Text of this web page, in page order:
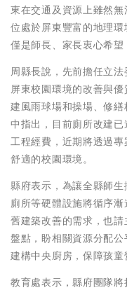
東在交通及資源上雖然
位處於屏東豐富的地理
僅是師長、家長衷心希望
周縣長說，先前擔任立
屏東校園環境的改善與
建風雨球場和操場、修
中指出，目前廁所改建
工程經費，近期將透過
舒適的校園環境。
縣府表示，為讓全縣師
廁所等硬體設施將循序
舊建築改善的需求，也
盤點，盼相關資源分配
建構中央廚房，保障孩童
教育處表示，縣府團隊